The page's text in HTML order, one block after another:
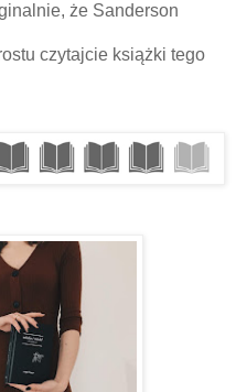
że Sanderson
czytajcie książki tego